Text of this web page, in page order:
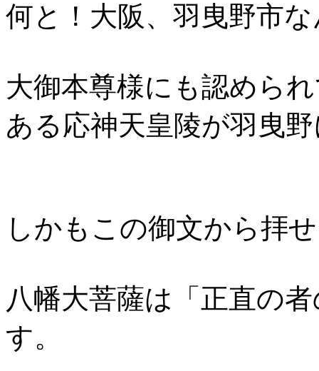
何と！大阪、羽曳野市
大御本尊様にも認めら
ある応神天皇陵が羽曳
しかもこの御文から拝
八幡大菩薩は「正直の
す。